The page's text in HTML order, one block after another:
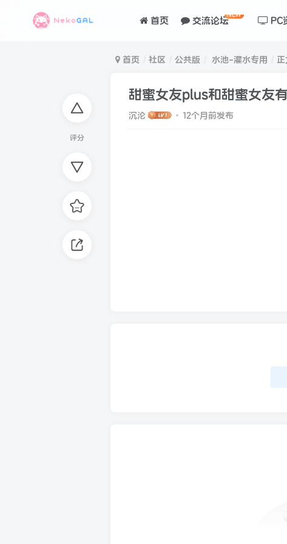
首页 交流论坛
NEW
PC
评分
首页 社区 公共版 水池-灌水专用 正
甜蜜女友plus和甜蜜女友
沉沦 12个月前发布